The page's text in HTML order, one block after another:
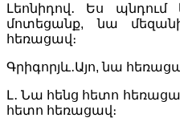
Լեոնիդով․ Ես
մոտեցանք, նա
հեռացավ։
Գրիգորյև․Այո, նա
Լ․ Նա հենց հետո
հետո հեռացավ։